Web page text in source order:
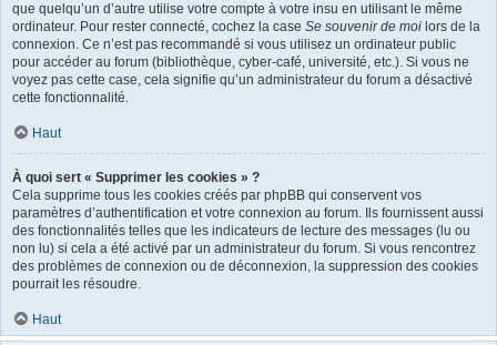
que quelqu’un d’autre utilise votre compte à votre insu en utilisant le même
ordinateur. Pour rester connecté, cochez la case Se souvenir de moi lors de la
connexion. Ce n’est pas recommandé si vous utilisez un ordinateur public
pour accéder au forum (bibliothèque, cyber-café, université, etc.). Si vous ne
voyez pas cette case, cela signifie qu’un administrateur du forum a désactivé
cette fonctionnalité.
Haut
À quoi sert « Supprimer les cookies » ?
Cela supprime tous les cookies créés par phpBB qui conservent vos
paramètres d’authentification et votre connexion au forum. Ils fournissent aussi
des fonctionnalités telles que les indicateurs de lecture des messages (lu ou
non lu) si cela a été activé par un administrateur du forum. Si vous rencontrez
des problèmes de connexion ou de déconnexion, la suppression des cookies
pourrait les résoudre.
Haut